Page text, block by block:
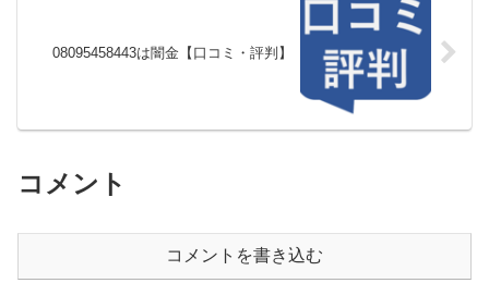
08095458443は闇金【口コミ・評判】
コメント
コメントを書き込む